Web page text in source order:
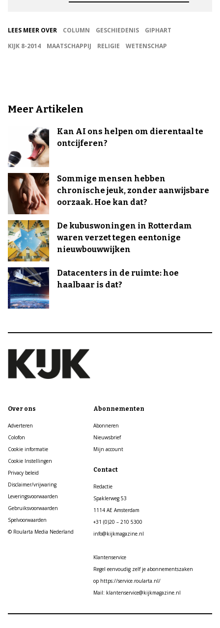
LEES MEER OVER COLUMN GESCHIEDENIS
GIPHART
KIJK 8-2014
MAATSCHAPPIJ RELIGIE WETENSCHAP
Meer Artikelen
Kan AI ons helpen om dierentaal te
ontcijferen?
Sommige mensen hebben
chronische jeuk, zonder aanwijsbare
oorzaak. Hoe kan dat?
De kubuswoningen in Rotterdam
waren verzet tegen eentonige
nieuwbouwwijken
Datacenters in de ruimte: hoe
haalbaar is dat?
Over ons
Adverteren
Colofon
Cookie informatie
Cookie Instellingen
Privacy beleid
Disclaimer/vrijwaring
Leveringsvoorwaarden
Gebruiksvoorwaarden
Spelvoorwaarden
© Roularta Media Nederland
Abonnementen
Abonneren
Nieuwsbrief
Mijn account
Contact
Redactie
Spaklerweg 53
1114 AE Amsterdam
+31 (0)20 – 210 5300
info@kijkmagazine.nl
Klantenservice
Regel eenvoudig zelf je abonnementszaken
op https://service.roularta.nl/
Mail: klantenservice@kijkmagazine.nl